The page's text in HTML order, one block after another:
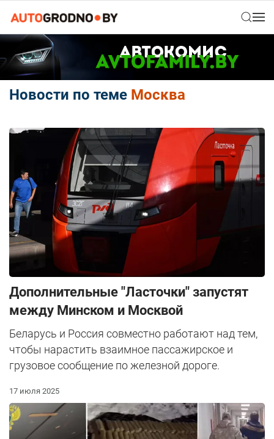
Новости по теме Москва
Дополнительные "Ласточки" запустят
между Минском и Москвой
Беларусь и Россия совместно работают над тем,
чтобы нарастить взаимное пассажирское и
грузовое сообщение по железной дороге.
17 июля 2025